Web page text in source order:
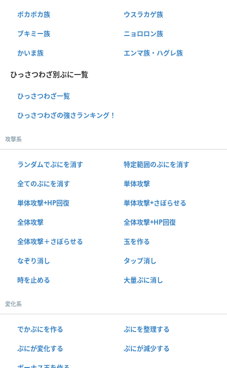
ポカポカ族 ウスラカゲ族
ブキミー族 ニョロロン族
かいま族 エンマ族・ハグレ族
ひっさつわざ別ぷに一覧
ひっさつわざ一覧
ひっさつわざの強さランキング！
攻撃系
ランダムでぷにを消す 特定範囲のぷにを消す
全てのぷにを消す 単体攻撃
単体攻撃+HP回復 単体攻撃+さぼらせる
全体攻撃 全体攻撃+HP回復
全体攻撃＋さぼらせる 玉を作る
なぞり消し タップ消し
時を止める 大量ぷに消し
変化系
でかぷにを作る ぷにを整理する
ぷにが変化する ぷにが減少する